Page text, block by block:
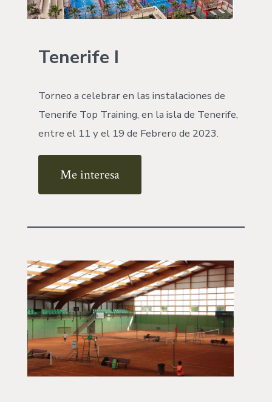
Tenerife I
Torneo a celebrar en las instalaciones de
Tenerife Top Training, en la isla de Tenerife,
entre el 11 y el 19 de Febrero de 2023.
Me interesa